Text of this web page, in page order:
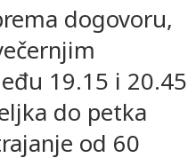
dogovoru,
19.15 i 20.45
do petka
od 60